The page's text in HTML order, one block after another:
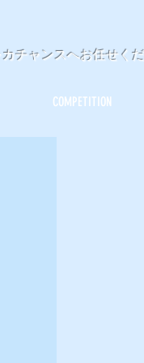
チャンスへお任せく
COMPETITION